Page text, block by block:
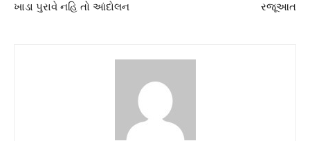
ખાડા પુરાવે નહિ તો આંદોલન
રજૂઆત